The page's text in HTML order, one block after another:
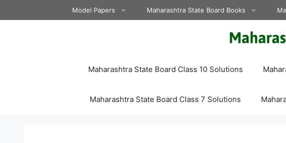
to
Model Papers Maharashtra State Board Books
Maharashtra State Board Class 10 Solutions
Maharashtra State Board Class 7 Solutions